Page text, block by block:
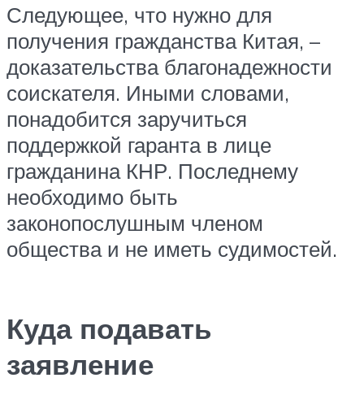
Следующее, что нужно для
получения гражданства Китая, –
доказательства благонадежности
соискателя. Иными словами,
понадобится заручиться
поддержкой гаранта в лице
гражданина КНР. Последнему
необходимо быть
законопослушным членом
общества и не иметь судимостей.
Куда подавать
заявление